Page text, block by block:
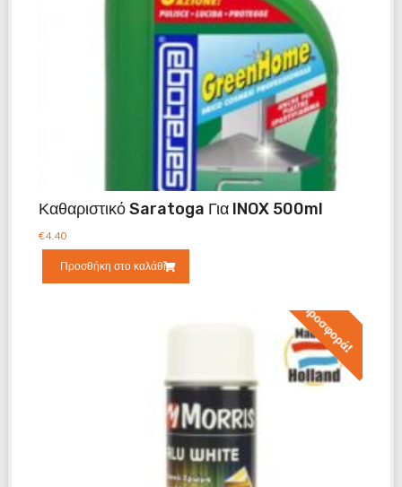
Καθαριστικό Saratoga Για INOX 500ml
€4.40
Προσθήκη στο καλάθι
Προσφορά!